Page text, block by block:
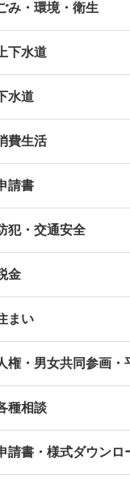
み・環境・衛生
上下水道
水道
費生活
請書
犯・交通安全
金
まい
権・男女共同参画・
種相談
請書・様式ダウンロ